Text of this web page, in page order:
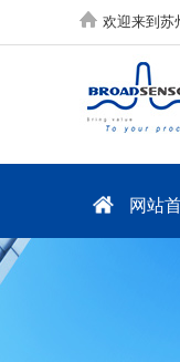
欢迎来到苏
网站